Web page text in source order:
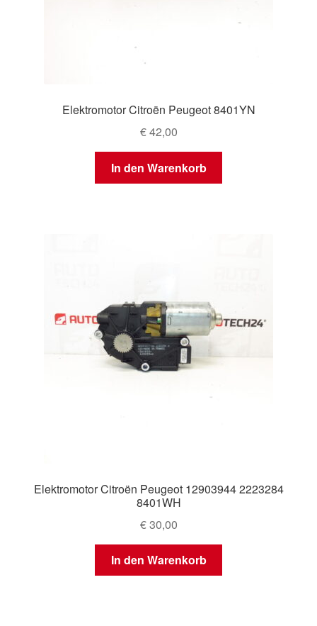
Elektromotor Citroën Peugeot 8401YN
€42,00
In den Warenkorb
Elektromotor Citroën Peugeot 12903944 2223284
8401WH
€30,00
In den Warenkorb